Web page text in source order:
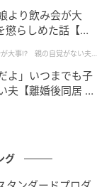
より飲み会が大
らしめた話【第1
大事!? 親の自覚がない夫を
よ」いつまでも子
夫【離婚後同居 Vo
グ